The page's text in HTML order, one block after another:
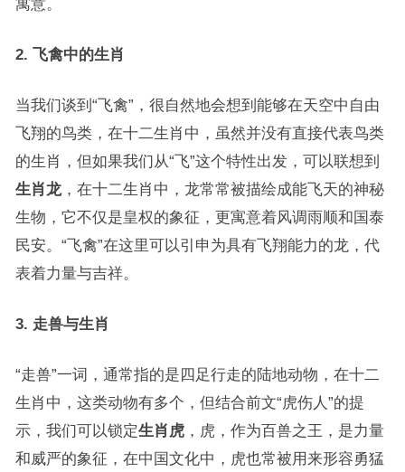
寓意。
2. 飞禽中的生肖
当我们谈到“飞禽”，很自然地会想到能够在天空中自由
飞翔的鸟类，在十二生肖中，虽然并没有直接代表鸟类
的生肖，但如果我们从“飞”这个特性出发，可以联想到
生肖龙，在十二生肖中，龙常常被描绘成能飞天的神秘
生物，它不仅是皇权的象征，更寓意着风调雨顺和国泰
民安。“飞禽”在这里可以引申为具有飞翔能力的龙，代
表着力量与吉祥。
3. 走兽与生肖
“走兽”一词，通常指的是四足行走的陆地动物，在十二
生肖中，这类动物有多个，但结合前文“虎伤人”的提
示，我们可以锁定生肖虎，虎，作为百兽之王，是力量
和威严的象征，在中国文化中，虎也常被用来形容勇猛